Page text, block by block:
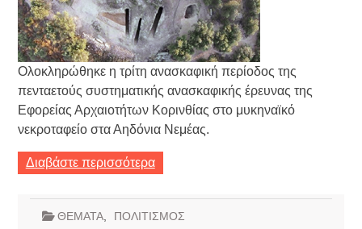
Ολοκληρώθηκε η τρίτη ανασκαφική περίοδος της
πενταετούς συστηματικής ανασκαφικής έρευνας της
Εφορείας Αρχαιοτήτων Κορινθίας στο μυκηναϊκό
νεκροταφείο στα Αηδόνια Νεμέας.
Διαβάστε περισσότερα
ΘΕΜΑΤΑ, ΠΟΛΙΤΙΣΜΟΣ